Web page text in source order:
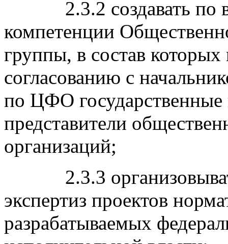
2.3.2 создавать по
компетенции
группы, в состав
согласованию с
по ЦФО
представители
организаций;
2.3.3
экспертиз проектов
разрабатываемых